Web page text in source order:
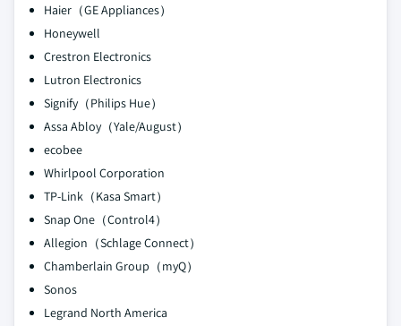
Haier（GE Appliances）
Honeywell
Crestron Electronics
Lutron Electronics
Signify（Philips Hue）
Assa Abloy（Yale/August）
ecobee
Whirlpool Corporation
TP-Link（Kasa Smart）
Snap One（Control4）
Allegion（Schlage Connect）
Chamberlain Group（myQ）
Sonos
Legrand North America